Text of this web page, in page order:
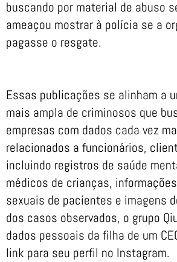
buscando por material de abuso
ameaçou mostrar à polícia se a
pagasse o resgate.
Essas publicações se alinham a
mais ampla de criminosos que
empresas com dados cada vez
relacionados a funcionários,
incluindo registros de saúde
médicos de crianças,
sexuais de pacientes e imagens
dos casos observados, o grupo
dados pessoais da filha de um
link para seu perfil no Instagram.